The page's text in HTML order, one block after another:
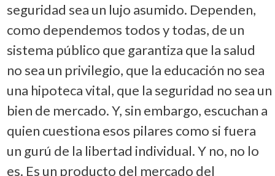
seguridad sea un lujo asumido. Dependen,
como dependemos todos y todas, de un
sistema público que garantiza que la salud
no sea un privilegio, que la educación no sea
una hipoteca vital, que la seguridad no sea un
bien de mercado. Y, sin embargo, escuchan a
quien cuestiona esos pilares como si fuera
un gurú de la libertad individual. Y no, no lo
es. Es un producto del mercado del